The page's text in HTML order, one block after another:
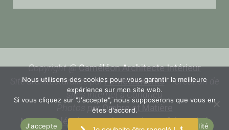
Copyright @Caméléon Architecte Intérieur
Site architecturalisé parFBMediaworks– Création de
sites internet à Condrieu
Photos parOmbre et Matière
Mentions légalesetpolitique de confidentialité
Nous utilisons des cookies pour vous garantir la meilleure
expérience sur mon site web.
Si vous cliquez sur "J'accepte", nous supposerons que vous en
êtes d'accord.
J'accepte
Je refuse Politique de confidentialité